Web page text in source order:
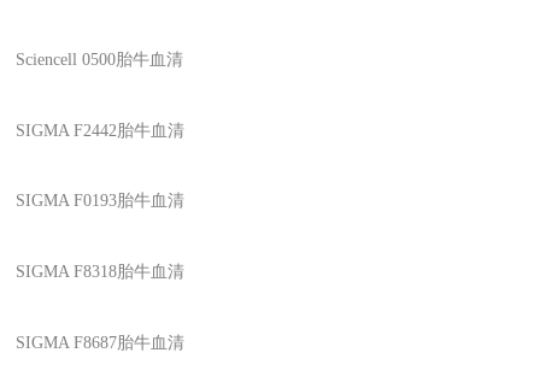
Sciencell 0500胎牛血清
SIGMA F2442 胎牛血清
SIGMA F0193胎牛血清
SIGMA F8318胎牛血清
SIGMA F8687胎牛血清